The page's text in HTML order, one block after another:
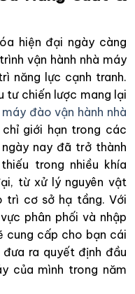
hiện đại ngày càng
vận hành nhà máy
năng lực cạnh tranh.
tư chiến lược mang lại
đào vận hành nhà
chỉ giới hạn trong các
nay đã trở thành
trong nhiều khía
từ xử lý nguyên vật
trì cơ sở hạ tầng. Với
phân phối và nhập
cung cấp cho bạn cái
đưa ra quyết định đầu
của mình trong năm